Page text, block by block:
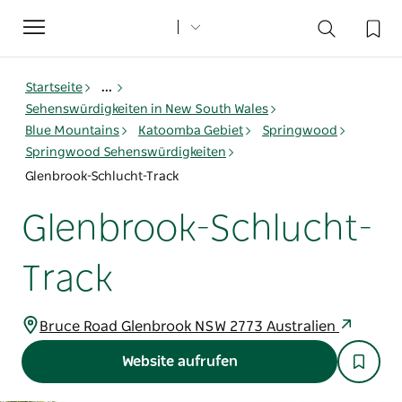
Toggle
navigation
Startseite
...
Sehenswürdigkeiten in New South Wales
Blue Mountains
Katoomba Gebiet
Springwood
Springwood Sehenswürdigkeiten
Glenbrook-Schlucht-Track
Glenbrook-Schlucht-
Track
Bruce Road Glenbrook NSW 2773 Australien
Website aufrufen